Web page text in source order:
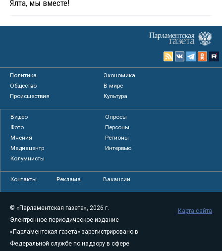
Ялта, мы вместе!
Политика
Экономика
Общество
В мире
Происшествия
Культура
Видео
Опросы
Фото
Персоны
Мнения
Регионы
Медиацентр
Интервью
Колумнисты
Контакты Реклама Вакансии
© «Парламентская газета», 2026 г.
Электронное периодическое издание
«Парламентская газета» зарегистрировано в
Федеральной службе по надзору в сфере
Карта сайта